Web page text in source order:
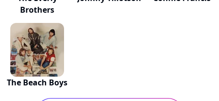
Brothers
The Beach Boys